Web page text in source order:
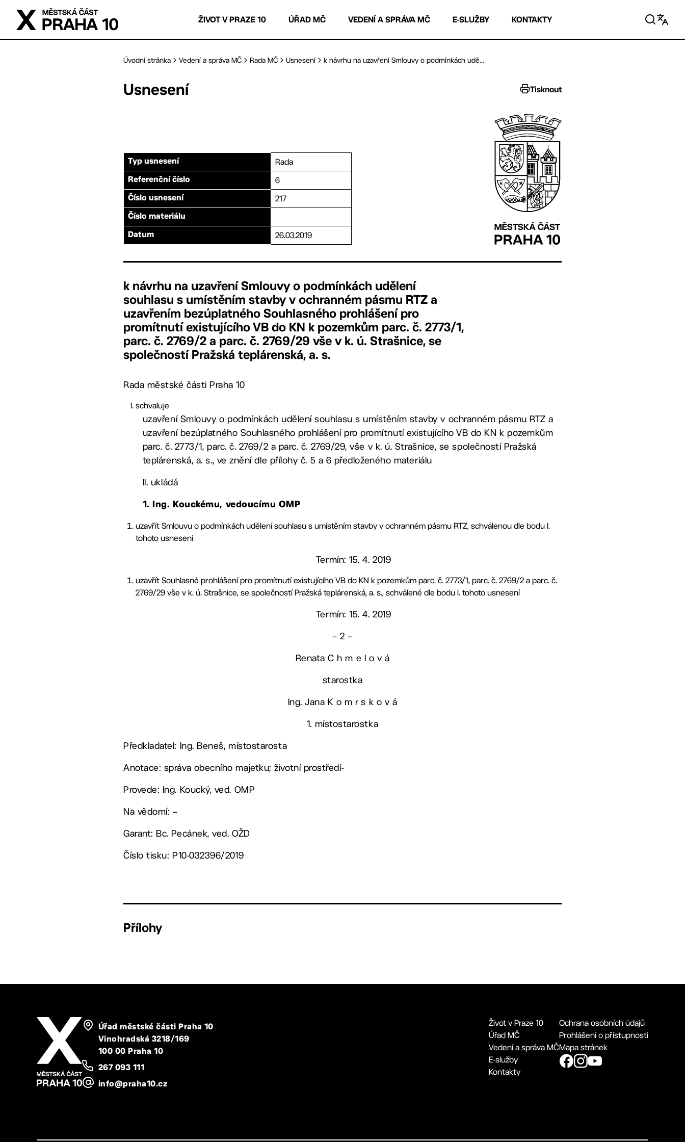
Přejít na hlavní obsah
ŽIVOT V PRAZE 10 ÚŘAD MČ VEDENÍ A SPRÁVA MČ E-SLUŽBY KONTAKTY
Úvodní stránka Vedení a správa MČ Rada MČ Usnesení k návrhu na uzavření Smlouvy o podmínkách udě...
Usnesení Tisknout
Typ usnesení Rada
Referenční číslo 6
Číslo usnesení 217
Číslo materiálu
Datum 26.03.2019
k návrhu na uzavření Smlouvy o podmínkách udělení
souhlasu s umístěním stavby v ochranném pásmu RTZ a
uzavřením bezúplatného Souhlasného prohlášení pro
promítnutí existujícího VB do KN k pozemkům parc. č. 2773/1,
parc. č. 2769/2 a parc. č. 2769/29 vše v k. ú. Strašnice, se
společností Pražská teplárenská, a. s.
Rada městské části Praha 10
schvaluje
uzavření Smlouvy o podmínkách udělení souhlasu s umístěním stavby v ochranném pásmu RTZ a
uzavření bezúplatného Souhlasného prohlášení pro promítnutí existujícího VB do KN k pozemkům
parc. č. 2773/1, parc. č. 2769/2 a parc. č. 2769/29, vše v k. ú. Strašnice, se společností Pražská
teplárenská, a. s., ve znění dle přílohy č. 5 a 6 předloženého materiálu
II. ukládá
1. Ing. Kouckému, vedoucímu OMP
uzavřít Smlouvu o podmínkách udělení souhlasu s umístěním stavby v ochranném pásmu RTZ, schválenou dle bodu I.
tohoto usnesení
Termín: 15. 4. 2019
uzavřít Souhlasné prohlášení pro promítnutí existujícího VB do KN k pozemkům parc. č. 2773/1, parc. č. 2769/2 a parc. č.
2769/29 vše v k. ú. Strašnice, se společností Pražská teplárenská, a. s., schválené dle bodu I. tohoto usnesení
Termín: 15. 4. 2019
– 2 –
Renata C h m e l o v á
starostka
Ing. Jana K o m r s k o v á
1. místostarostka
Předkladatel: Ing. Beneš, místostarosta
Anotace: správa obecního majetku; životní prostředí-
Provede: Ing. Koucký, ved. OMP
Na vědomí: –
Garant: Bc. Pecánek, ved. OŽD
Číslo tisku: P10-032396/2019
Přílohy
Úřad městské části Praha 10
Vinohradská 3218/169
100 00 Praha 10
267 093 111
info@praha10.cz
Život v Praze 10
Úřad MČ
Vedení a správa MČ
E-služby
Kontakty
Ochrana osobních údajů
Prohlášení o přístupnosti
Mapa stránek